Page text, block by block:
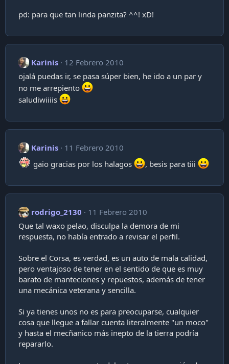
pd: para que tan linda panzita? ^^! xD!
Karinis
12 Febrero 2010
ojalá puedas ir, se pasa súper bien, he ido a un par y
no me arrepiento
saludiwiiiis
Karinis
11 Febrero 2010
gaio gracias por los halagos
, besis para tiii
rodrigo_2130
11 Febrero 2010
Que tal waxo pelao, disculpa la demora de mi
respuesta, no había entrado a revisar el perfil.
Sobre el Corsa, es verdad, es un auto de mala calidad,
pero ventajoso de tener en el sentido de que es muy
barato de manteciones y repuestos, además de tener
una mecánica veterana y sencilla.
Si ya tienes unos no es para preocuparse, cualquier
cosa que llegue a fallar cuenta literalmente "un moco"
y hasta el mecñanico más inepto de la tierra podría
repararlo.